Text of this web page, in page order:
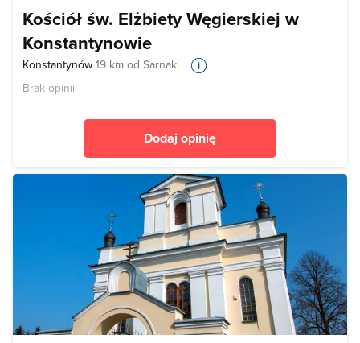
Kościół św. Elżbiety Węgierskiej w
Konstantynowie
Konstantynów 19 km od Sarnaki
Brak opinii
Dodaj opinię